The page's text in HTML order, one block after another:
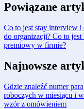
Powiązane
Co to jest stay interview
do organizacji? Co to
premiowy w firmie?
Najnowsze
Gdzie znaleźć numer
roboczych w miesiącu i
wzór z omówieniem